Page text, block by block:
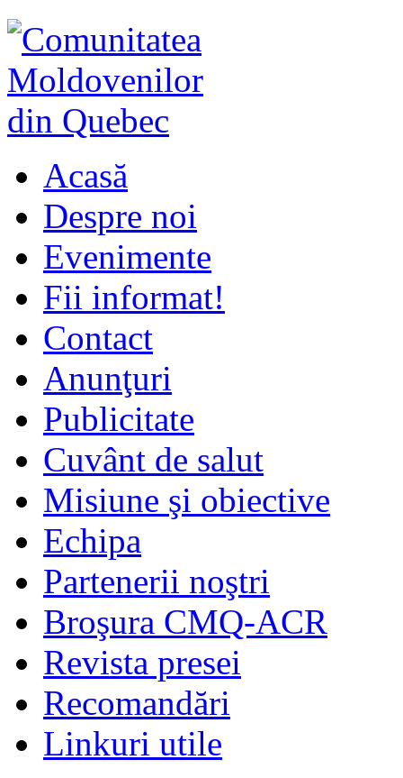
Acasă
Despre noi
Evenimente
Fii informat!
Contact
Anunţuri
Publicitate
Cuvânt de salut
Misiune şi obiective
Echipa
Partenerii noştri
Broşura CMQ-ACR
Revista presei
Recomandări
Linkuri utile